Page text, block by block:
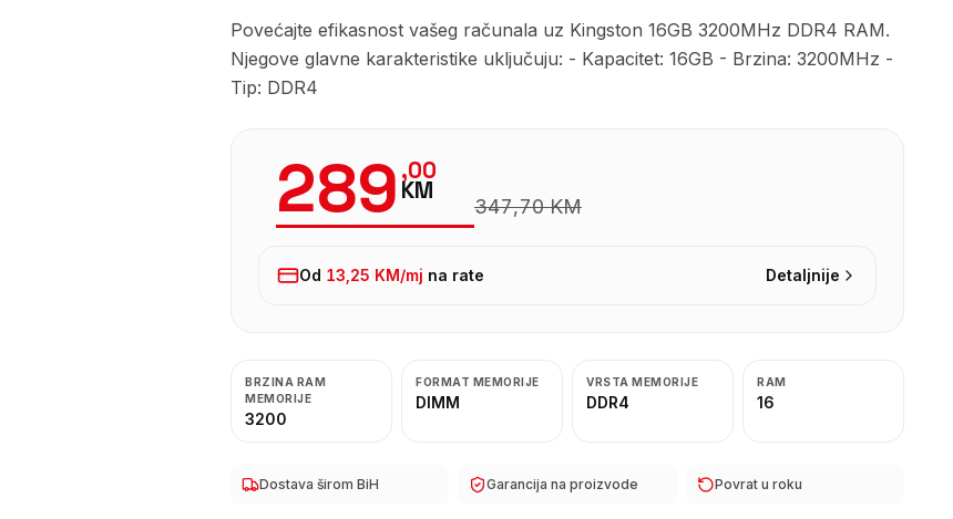
Povećajte efikasnost vašeg računala uz Kingston 16GB 3200MHz DDR4 RAM.
Njegove glavne karakteristike uključuju: - Kapacitet: 16GB - Brzina: 3200MHz -
Tip: DDR4
347,70 KM
289 ,00
KM
Od 13,25 KM/mj na rate Detaljnije
BRZINA RAM
MEMORIJE
3200
FORMAT MEMORIJE
DIMM
VRSTA MEMORIJE
DDR4
RAM
16
Dostava širom BiH Garancija na proizvode Povrat u roku